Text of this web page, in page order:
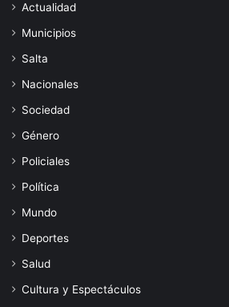
Actualidad
Municipios
Salta
Nacionales
Sociedad
Género
Policiales
Política
Mundo
Deportes
Salud
Cultura y Espectáculos